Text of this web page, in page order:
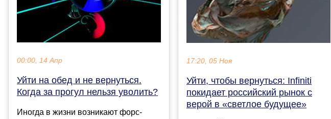
00:00, 14 Апр
Уйти на обед и не вернуться.
Когда за прогул нельзя уволить?
Иногда в жизни возникают форс-
17:20, 05 Ноя
Уйти, чтобы вернуться: Infiniti
покидает российский рынок с
верой в «светлое будущее»